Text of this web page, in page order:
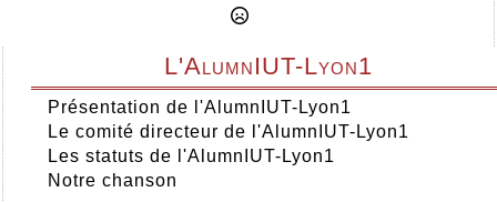
L'AlumnIUT-Lyon1
Présentation de l'AlumnIUT-Lyon1
Le comité directeur de l'AlumnIUT-Lyon1
Les statuts de l'AlumnIUT-Lyon1
Notre chanson